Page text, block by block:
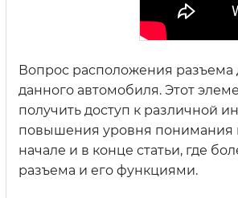
Вопрос расположения разъема
данного автомобиля. Этот
получить доступ к различной
повышения уровня понимания
начале и в конце статьи, где
разъема и его функциями.